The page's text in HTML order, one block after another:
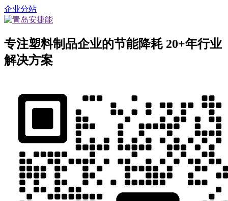
企业分站
专注塑料制品企业的节能降耗 20+年行业
解决方案